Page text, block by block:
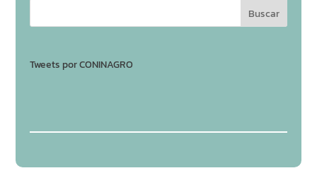
Tweets por CONINAGRO